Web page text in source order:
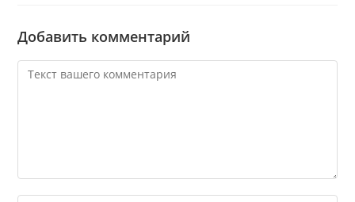
Добавить комментарий